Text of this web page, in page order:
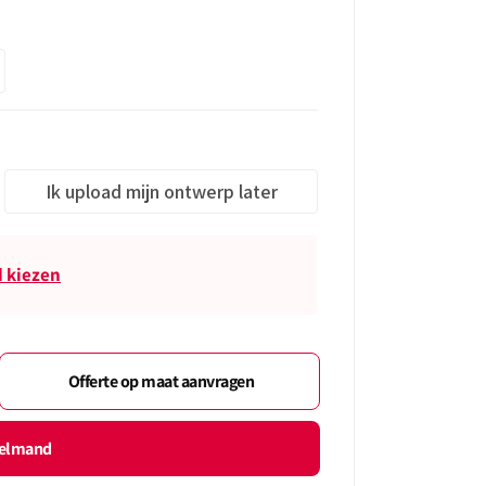
Ik upload mijn ontwerp later
kiezen
Offerte op maat aanvragen